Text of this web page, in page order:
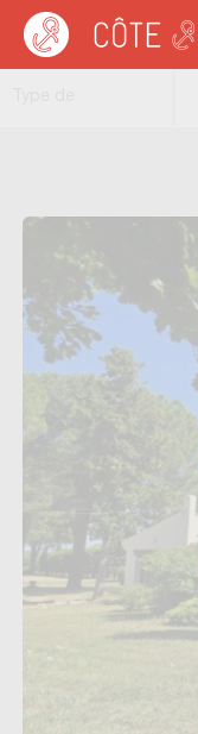
Côte & Littoral > Immobilier